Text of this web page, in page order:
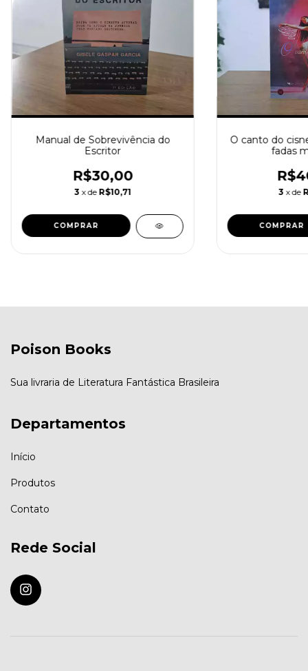
Manual de Sobrevivência do
Escritor
R$30,00
3 x de R$10,71
O canto do
fadas
3 x de
Poison Books
Sua livraria de Literatura Fantástica Brasileira
Departamentos
Início
Produtos
Contato
Rede Social